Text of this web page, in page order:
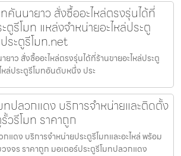
คันนายาว สั่งซื้ออะไหล่ตรงรุ่นได้ที่
ตูรีโมท แหล่งจำหน่ายอะไหล่ประตู
ระตูรีโมท.net
าว สั่งซื้ออะไหล่ตรงรุ่นได้ที่ร้านขายอะไหล่ประตู
หล่ประตูรีโมทอันดับหนึ่ง ประ
ทปลวกแดง บริการจำหน่ายและติดตั้ง
วรีโมท ราคาถูก
แดง บริการจำหน่ายประตูรีโมทและอะไหล่ พร้อม
จร ราคาถูก มอเตอร์ประตูรีโมทปลวกแดง